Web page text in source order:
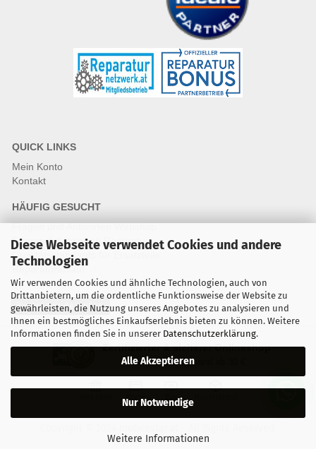
Diese Webseite verwendet Cookies und andere
Technologien
Wir verwenden Cookies und ähnliche Technologien, auch von
Drittanbietern, um die ordentliche Funktionsweise der Website zu
gewährleisten, die Nutzung unseres Angebotes zu analysieren und
Ihnen ein bestmögliches Einkaufserlebnis bieten zu können. Weitere
Informationen finden Sie in unserer Datenschutzerklärung.
Alle Akzeptieren
Nur Notwendige
Weitere Informationen
QUICK LINKS
Mein Konto
Kontakt
HÄUFIG GESUCHT
Fragen und Antworten Webshop
Fragen & Antworten Reparatur
Qualitätsstandards für Ersatzteile
Reparaturablauf
Vertrag widerrufen
Zertifizierter & sicherer Onlineshop
Kostenloser Versand ab 30 €